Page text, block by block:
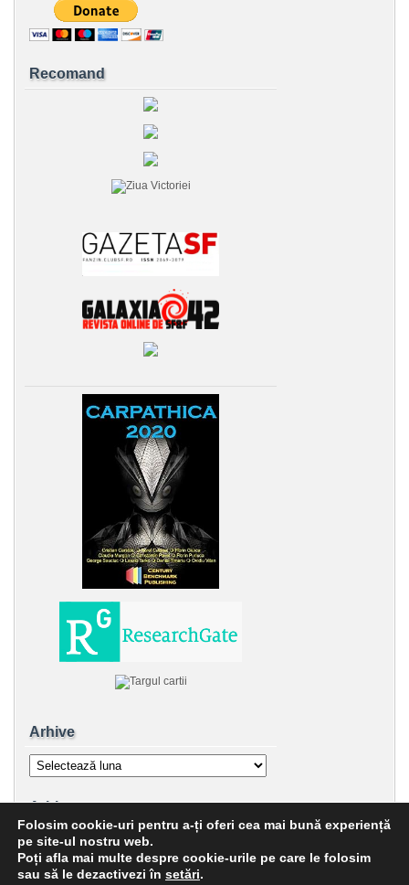
Recomand
Arhive
Arhive
Arhive
Arhive
Folosim cookie-uri pentru a-ți oferi cea mai bună experiență
pe site-ul nostru web.
Poți afla mai multe despre cookie-urile pe care le folosim
sau să le dezactivezi în setări.